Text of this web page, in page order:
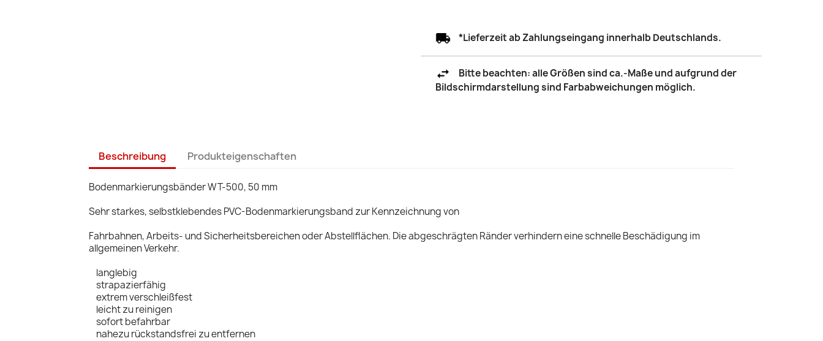
*Lieferzeit ab Zahlungseingang innerhalb Deutschlands.
Bitte beachten: alle Größen sind ca.-Maße und aufgrund der
Bildschirmdarstellung sind Farbabweichungen möglich.
Beschreibung Produkteigenschaften
Bodenmarkierungsbänder WT-500, 50 mm
Sehr starkes, selbstklebendes PVC-Bodenmarkierungsband zur Kennzeichnung von
Fahrbahnen, Arbeits- und Sicherheitsbereichen oder Abstellflächen. Die abgeschrägten Ränder verhindern eine schnelle Beschädigung im
allgemeinen Verkehr.
langlebig
strapazierfähig
extrem verschleißfest
leicht zu reinigen
sofort befahrbar
nahezu rückstandsfrei zu entfernen